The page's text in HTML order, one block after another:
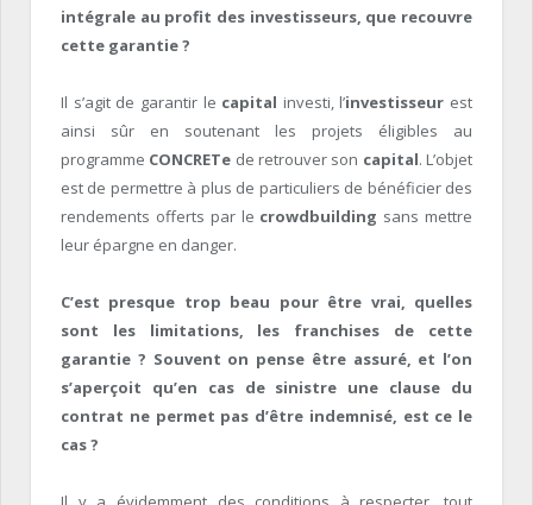
intégrale au profit des investisseurs, que recouvre
cette garantie ?
Il s’agit de garantir le capital investi, l’investisseur est
ainsi sûr en soutenant les projets éligibles au
programme CONCRETe de retrouver son capital. L’objet
est de permettre à plus de particuliers de bénéficier des
rendements offerts par le crowdbuilding sans mettre
leur épargne en danger.
C’est presque trop beau pour être vrai, quelles
sont les limitations, les franchises de cette
garantie ? Souvent on pense être assuré, et l’on
s’aperçoit qu’en cas de sinistre une clause du
contrat ne permet pas d’être indemnisé, est ce le
cas ?